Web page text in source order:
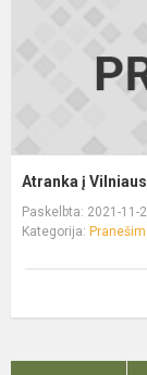
Atranka į
Paskelbta: 2021-11-
Kategorija: